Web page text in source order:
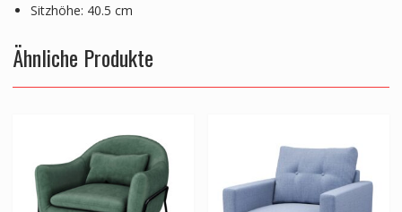
Sitzhöhe: 40.5 cm
Ähnliche Produkte